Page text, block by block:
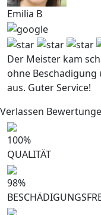
Emilia B
Der Meister kam
ohne
aus. Guter Service!
Verlassen
100%
QUALITÄT
98%